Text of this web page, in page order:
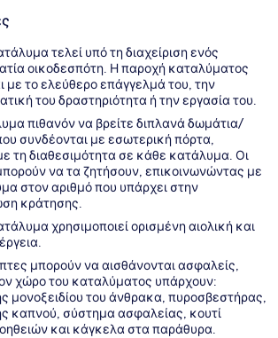
τελεί υπό τη διαχείριση ενός
οικοδεσπότη. Η παροχή καταλύματος
με το ελεύθερο επάγγελμά του, την
του δραστηριότητα ή την εργασία του.
πιθανόν να βρείτε διπλανά δωμάτια/
συνδέονται με εσωτερική πόρτα,
τη διαθεσιμότητα σε κάθε κατάλυμα. Οι
να τα ζητήσουν, επικοινωνώντας με
στον αριθμό που υπάρχει στην
κράτησης.
χρησιμοποιεί ορισμένη αιολική και
μπορούν να αισθάνονται ασφαλείς,
χώρο του καταλύματος υπάρχουν:
μονοξειδίου του άνθρακα, πυροσβεστήρας,
καπνού, σύστημα ασφαλείας, κουτί
και κάγκελα στα παράθυρα.